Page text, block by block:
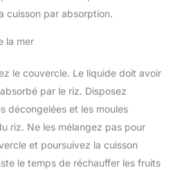
cuisson par absorption.
la mer
le couvercle. Le liquide doit avoir
par le riz. Disposez
décongelées et les moules
riz. Ne les mélangez pas pour
et poursuivez la cuisson
le temps de réchauffer les fruits